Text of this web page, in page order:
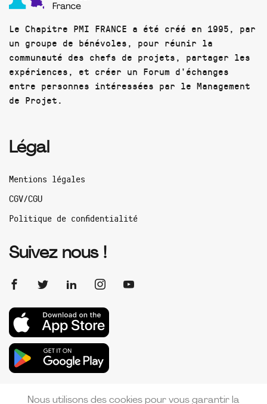
Le Chapitre PMI FRANCE a été créé en 1995, par
un groupe de bénévoles, pour réunir la
communauté des chefs de projets, partager les
expériences, et créer un Forum d'échanges
entre personnes intéressées par le Management
de Projet.
Légal
Mentions légales
CGV/CGU
Politique de confidentialité
Suivez nous !
Nous utilisons des cookies pour vous garantir la